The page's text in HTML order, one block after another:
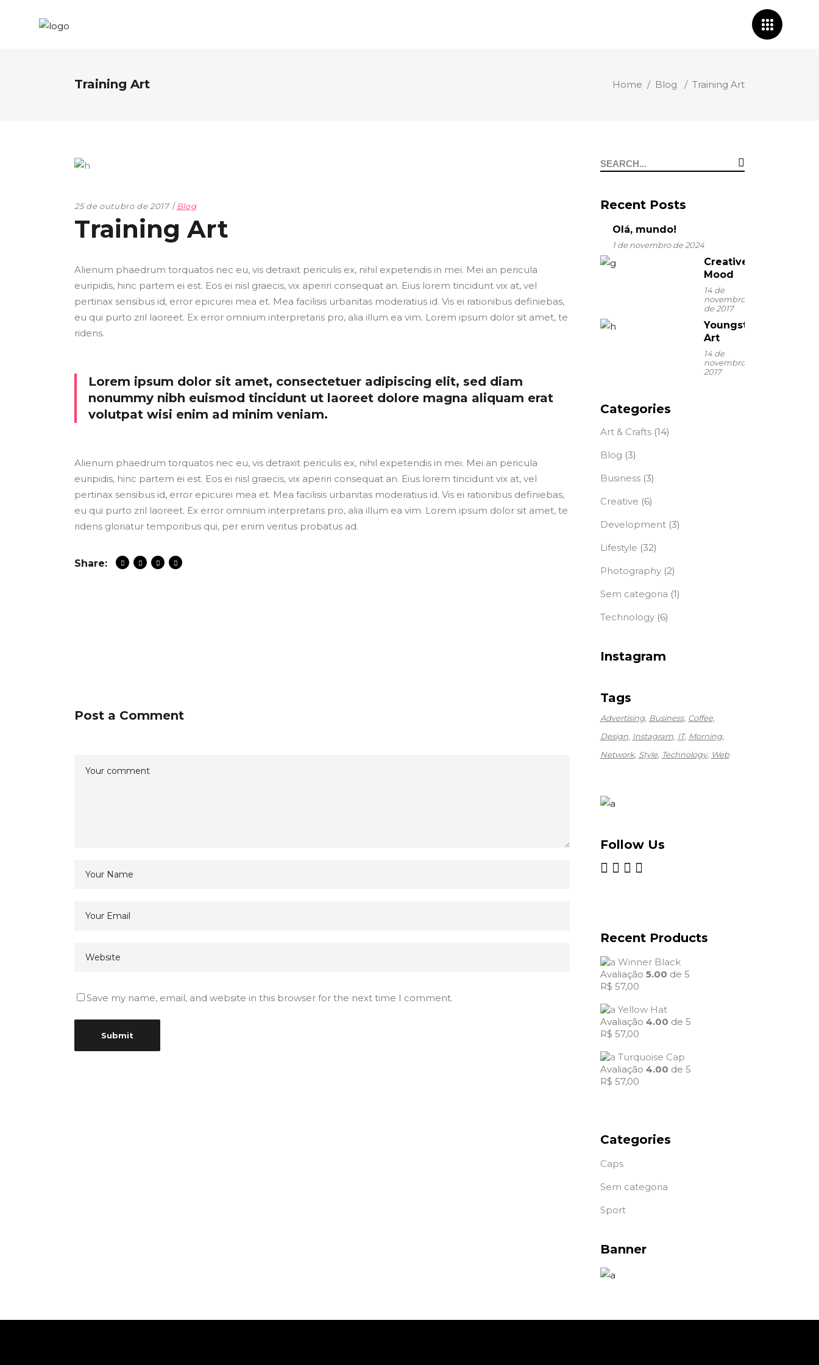
Training Art Home / Blog / Training Art
25 de outubro de 2017 Blog
Training Art
Alienum phaedrum torquatos nec eu, vis detraxit periculis ex, nihil expetendis in mei. Mei an pericula
euripidis, hinc partem ei est. Eos ei nisl graecis, vix aperiri consequat an. Eius lorem tincidunt vix at, vel
pertinax sensibus id, error epicurei mea et. Mea facilisis urbanitas moderatius id. Vis ei rationibus definiebas,
eu qui purto zril laoreet. Ex error omnium interpretaris pro, alia illum ea vim. Lorem ipsum dolor sit amet, te
ridens.
Lorem ipsum dolor sit amet, consectetuer adipiscing elit, sed diam
nonummy nibh euismod tincidunt ut laoreet dolore magna aliquam erat
volutpat wisi enim ad minim veniam.
Alienum phaedrum torquatos nec eu, vis detraxit periculis ex, nihil expetendis in mei. Mei an pericula
euripidis, hinc partem ei est. Eos ei nisl graecis, vix aperiri consequat an. Eius lorem tincidunt vix at, vel
pertinax sensibus id, error epicurei mea et. Mea facilisis urbanitas moderatius id. Vis ei rationibus definiebas,
eu qui purto zril laoreet. Ex error omnium interpretaris pro, alia illum ea vim. Lorem ipsum dolor sit amet, te
ridens gloriatur temporibus qui, per enim veritus probatus ad.
Share:
Post a Comment
Save my name, email, and website in this browser for the next time I comment.
Search
Recent Posts
Olá, mundo!
1 de novembro de 2024
Creative
Mood
14 de
novembro
de 2017
Youngster
Art
14 de
novembro de
2017
Categories
Art & Crafts(14)
Blog (3)
Business(3)
Creative (6)
Development(3)
Lifestyle (32)
Photography(2)
Sem categoria (1)
Technology(6)
Instagram
Tags
Advertising Business Coffee
Design Instagram IT Morning
Network Style Technology Web
Follow Us
Recent Products
Winner Black
Avaliação 5.00 de 5
R$ 57,00
Yellow Hat
Avaliação 4.00 de 5
R$ 57,00
Turquoise Cap
Avaliação 4.00 de 5
R$ 57,00
Categories
Caps
Sem categoria
Sport
Banner